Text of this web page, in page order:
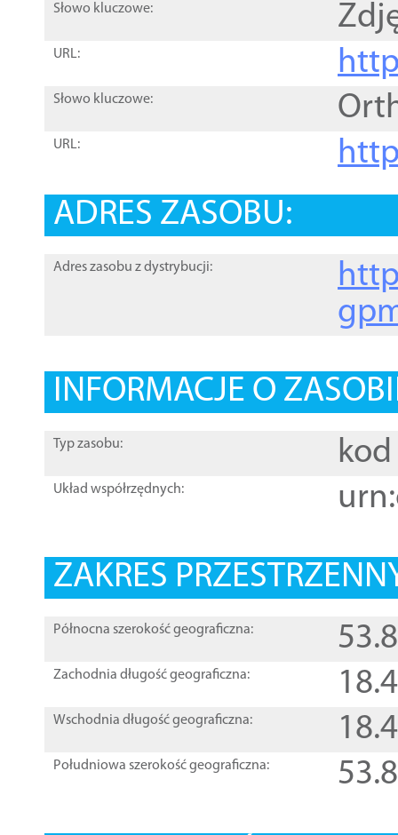
Słowo kluczowe:
URL:
Słowo kluczowe:
URL:
ADRES ZASOBU:
Adres zasobu z dystrybucji:
INFORMACJE O
Typ zasobu: kod
Układ współrzędnych:
ZAKRES
Północna szerokość geograficzna:
Zachodnia długość geograficzna:
Wschodnia długość geograficzna:
Południowa szerokość geograficzna: